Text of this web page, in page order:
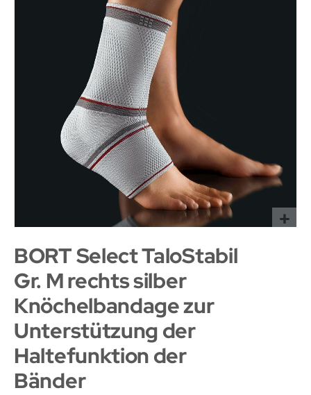
BORT Select TaloStabil
Gr. M rechts silber
Knöchelbandage zur
Unterstützung der
Haltefunktion der
Bänder